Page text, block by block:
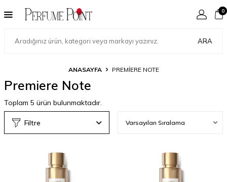
ARA
0
ANASAYFA PREMIERE NOTE
Premiere Note
Toplam 5 ürün bulunmaktadır.
Filtre